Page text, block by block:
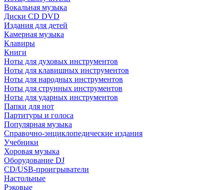
Вокальная музыка
Диски CD DVD
Издания для детей
Камерная музыка
Клавиры
Книги
Ноты для духовых инструментов
Ноты для клавишных инструментов
Ноты для народных инструментов
Ноты для струнных инструментов
Ноты для ударных инструментов
Папки для нот
Партитуры и голоса
Популярная музыка
Справочно-энциклопедические издания
Учебники
Хоровая музыка
Оборудование DJ
CD/USB-проигрыватели
Настольные
Рэковые